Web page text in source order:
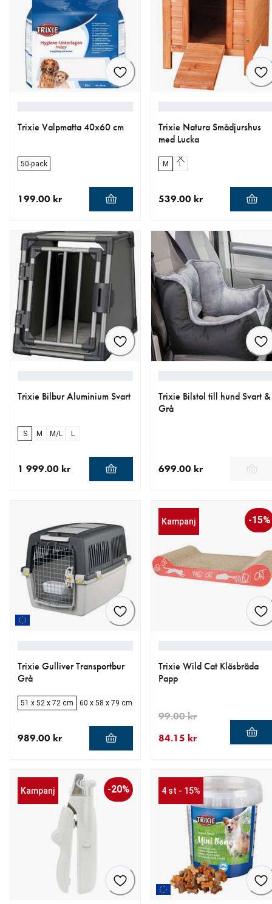
Trixie Valpmatta 40x60 cm
50-pack
199.00 kr
Trixie Natura Smådjurshus
med Lucka
M L
539.00 kr
Trixie Bilbur Aluminium Svart
S M M/L L
1 999.00 kr
Trixie Bilstol till hund Svart &
Grå
699.00 kr
Trixie Gulliver Transportbur
Grå
51 x 52 x 72 cm 60 x 58 x 79 cm
989.00 kr
Kampanj -15%
Trixie Wild Cat Klösbräda
Papp
84.15 kr
99.00 kr
Kampanj -20% 4 st - 15%